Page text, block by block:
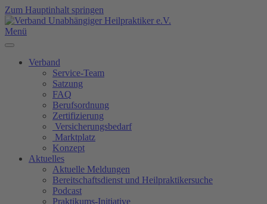
Zum Hauptinhalt springen
Menü
Verband
Service-Team
Satzung
FAQ
Berufsordnung
Zertifizierung
Versicherungsbedarf
Marktplatz
Konzept
Aktuelles
Aktuelle Meldungen
Bereitschaftsdienst und Heilpraktikersuche
Podcast
Praktikums-Initiative